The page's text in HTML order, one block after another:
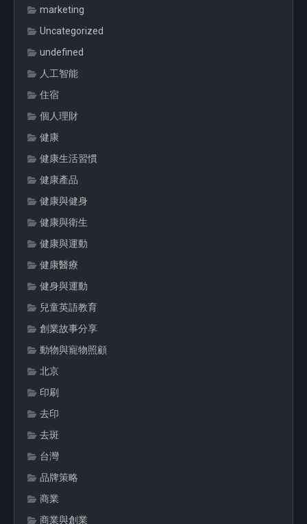
marketing
Uncategorized
undefined
人工智能
住宿
個人理財
健康
健康生活習慣
健康產品
健康與健身
健康與衛生
健康與運動
健康醫療
健身與運動
兒童英語教育
創業故事分享
動物與寵物照顧
北京
印刷
去印
去斑
台灣
品牌策略
商業
商業與創業